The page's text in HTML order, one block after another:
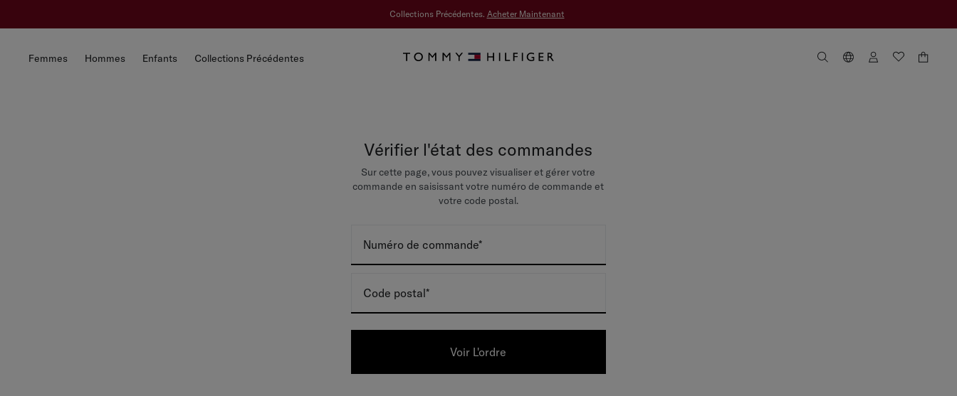
Collections Précédentes. Acheter Maintenant
Femmes Hommes Enfants Collections Précédentes
Vérifier l'état des commandes
Sur cette page, vous pouvez visualiser et gérer votre
commande en saisissant votre numéro de commande et
votre code postal.
Numéro de commande
Code postal
Voir L'ordre